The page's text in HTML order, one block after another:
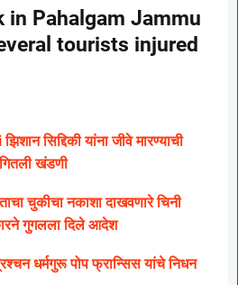
in Pahalgam Jammu
tourists injured
सिद्दिकी यांना जीवे मारण्याची
खंडणी
चुकीचा नकाशा दाखवणारे चिनी
गुगलला दिले आदेश
धर्मगुरू पोप फ्रान्सिस यांचे निधन